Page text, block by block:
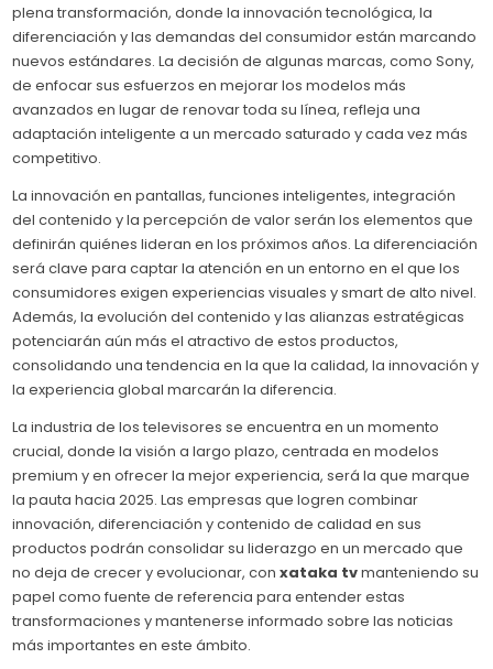
plena transformación, donde la innovación tecnológica, la
diferenciación y las demandas del consumidor están marcando
nuevos estándares. La decisión de algunas marcas, como Sony,
de enfocar sus esfuerzos en mejorar los modelos más
avanzados en lugar de renovar toda su línea, refleja una
adaptación inteligente a un mercado saturado y cada vez más
competitivo.
La innovación en pantallas, funciones inteligentes, integración
del contenido y la percepción de valor serán los elementos que
definirán quiénes lideran en los próximos años. La diferenciación
será clave para captar la atención en un entorno en el que los
consumidores exigen experiencias visuales y smart de alto nivel.
Además, la evolución del contenido y las alianzas estratégicas
potenciarán aún más el atractivo de estos productos,
consolidando una tendencia en la que la calidad, la innovación y
la experiencia global marcarán la diferencia.
La industria de los televisores se encuentra en un momento
crucial, donde la visión a largo plazo, centrada en modelos
premium y en ofrecer la mejor experiencia, será la que marque
la pauta hacia 2025. Las empresas que logren combinar
innovación, diferenciación y contenido de calidad en sus
productos podrán consolidar su liderazgo en un mercado que
no deja de crecer y evolucionar, conxataka tvmanteniendo su
papel como fuente de referencia para entender estas
transformaciones y mantenerse informado sobre las noticias
más importantes en este ámbito.